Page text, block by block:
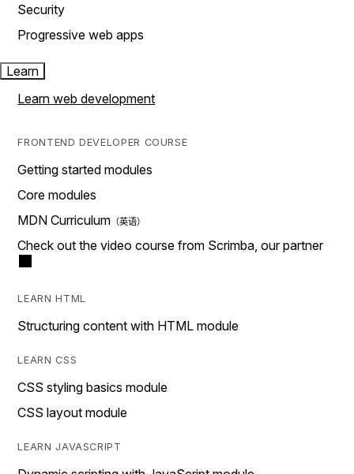
Security
Progressive web apps
Learn
Learn web development
FRONTEND DEVELOPER COURSE
Getting started modules
Core modules
MDN Curriculum
Check out the video course from Scrimba, our partner
LEARN HTML
Structuring content with HTML module
LEARN CSS
CSS styling basics module
CSS layout module
LEARN JAVASCRIPT